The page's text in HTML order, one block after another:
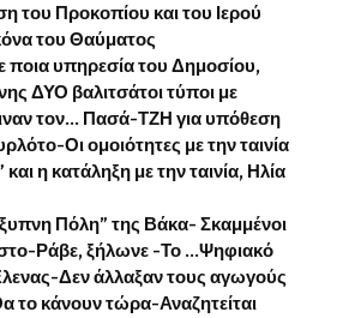
του Προκοπίου και του Ιερού
του Θαύματος
υπηρεσία του Δημοσίου,
ΔΥΟ βαλιτσάτοι τύποι με
τον… Πασά-ΤΖΗ για υπόθεση
Οι ομοιότητες με την ταινία
και η κατάληξη με την ταινία, Ηλία
Πόλη” της Βάκα- Σκαμμένοι
Ράβε, ξήλωνε -Το …Ψηφιακό
Δεν άλλαξαν τους αγωγούς
το κάνουν τώρα-Αναζητείται